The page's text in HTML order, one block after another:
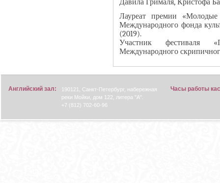
Е
Л
Я
Давила Грималя, Кристофа
Лауреат премии
Международного фонда
(2019).
Участник фестиваля
Международного
Английский зал:
190121, Санкт-Петербург, набережная
реки Мойки, дом 122, литера "А".
+7 (812) 702-60-96
Часы работы